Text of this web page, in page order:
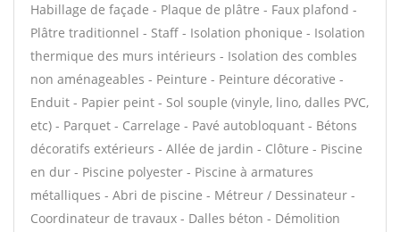
Habillage de façade - Plaque de plâtre - Faux plafond -
Plâtre traditionnel - Staff - Isolation phonique - Isolation
thermique des murs intérieurs - Isolation des combles
non aménageables - Peinture - Peinture décorative -
Enduit - Papier peint - Sol souple (vinyle, lino, dalles PVC,
etc) - Parquet - Carrelage - Pavé autobloquant - Bétons
décoratifs extérieurs - Allée de jardin - Clôture - Piscine
en dur - Piscine polyester - Piscine à armatures
métalliques - Abri de piscine - Métreur / Dessinateur -
Coordinateur de travaux - Dalles béton - Démolition